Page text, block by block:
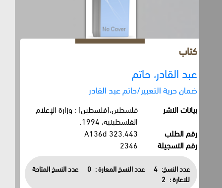
عبد القادر، حاتم
ضمان حرية التعبير/حاتم عبد القادر
بيانات النشر
فلسطين،[فلسطين] : وزارة الإعلام
الفلسطينية، 1994.
رقم الطلب
323.443 A136d
رقم التسجيلة
2346
عدد النسخ: 4 عدد النسخ المعارة : 0
عدد النسخ المتاحة
للاعارة :
2